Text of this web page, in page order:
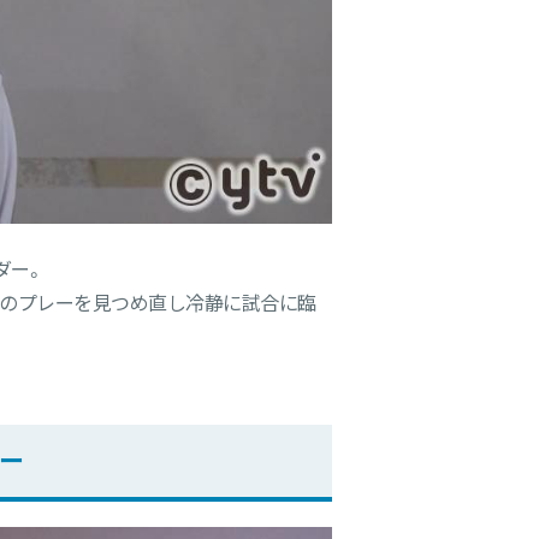
。
プレーを見つめ直し冷静に試合に臨